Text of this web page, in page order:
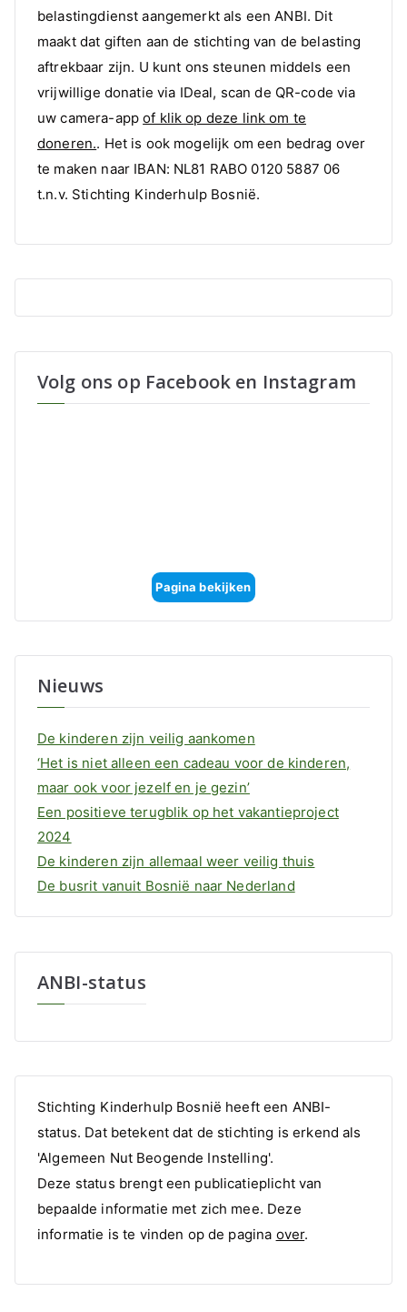
belastingdienst aangemerkt als een ANBI. Dit
maakt dat giften aan de stichting van de belasting
aftrekbaar zijn. U kunt ons steunen middels een
vrijwillige donatie via IDeal, scan de QR-code via
uw camera-appof klik op deze link om te
doneren.. Het is ook mogelijk om een bedrag over
te maken naar IBAN: NL81 RABO 0120 5887 06
t.n.v. Stichting Kinderhulp Bosnië.
Volg ons op Facebook en Instagram
Pagina bekijken
Nieuws
De kinderen zijn veilig aankomen
‘Het is niet alleen een cadeau voor de kinderen,
maar ook voor jezelf en je gezin’
Een positieve terugblik op het vakantieproject
2024
De kinderen zijn allemaal weer veilig thuis
De busrit vanuit Bosnië naar Nederland
ANBI-status
Stichting Kinderhulp Bosnië heeft een ANBI-
status. Dat betekent dat de stichting is erkend als
'Algemeen Nut Beogende Instelling'.
Deze status brengt een publicatieplicht van
bepaalde informatie met zich mee. Deze
informatie is te vinden op de pagina over.